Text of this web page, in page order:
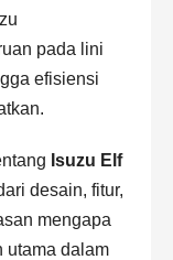
pada lini
efisiensi
Isuzu Elf
desain, fitur,
mengapa
utama dalam